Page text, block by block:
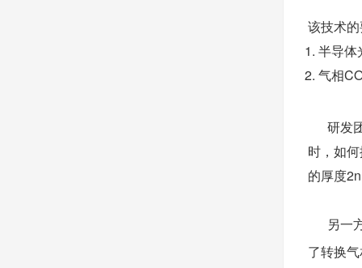
该技术
1. 半导
2. 气相
研发团
时，如
的厚度
另一
了转换